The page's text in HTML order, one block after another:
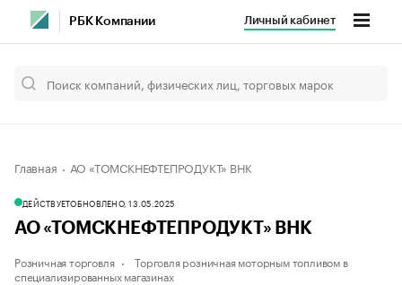
РБК Компании Личный кабинет
Главная АО «ТОМСКНЕФТЕПРОДУКТ» ВНК
ДЕЙСТВУЕТОБНОВЛЕНО, 13.05.2025
АО «ТОМСКНЕФТЕПРОДУКТ» ВНК
Розничная торговля
Торговля розничная моторным топливом в
специализированных магазинах